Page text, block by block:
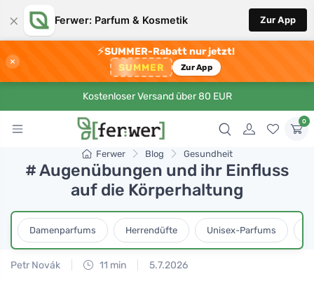
× Ferwer: Parfum & Kosmetik Zur App
×
⚡SUMMER-Rabatt nur jetzt!
SUMMER Zur App
Kostenloser Versand über 80 EUR
0
Ferwer Blog Gesundheit
# Augenübungen und ihr Einfluss
auf die Körperhaltung
Damenparfums Herrendüfte Unisex-Parfums
Petr Novák 11 min 5.7.2026